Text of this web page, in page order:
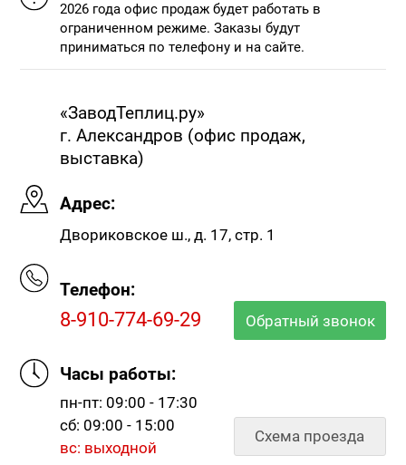
2026 года офис продаж будет работать в
ограниченном режиме. Заказы будут
приниматься по телефону и на сайте.
«ЗаводТеплиц.ру»
г. Александров (офис продаж,
выставка)
Адрес:
Двориковское ш., д. 17, стр. 1
Телефон:
8-910-774-69-29 Обратный звонок
Часы работы:
пн-пт: 09:00 - 17:30
сб: 09:00 - 15:00
вс: выходной
Схема проезда